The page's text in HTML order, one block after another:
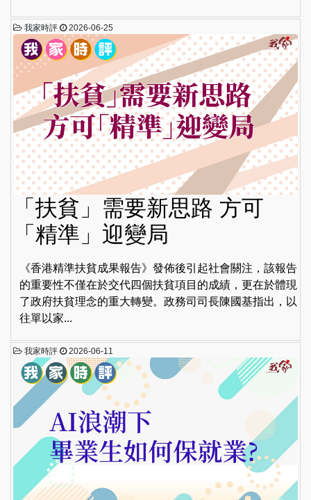
我家時評 2026-06-25
「扶貧」需要新思路 方可
「精準」迎變局
《香港精準扶貧成果報告》發佈後引起社會關注，該報告
的重要性不僅在於交代四個扶貧項目的成績，更在於體現
了政府扶貧理念的重大轉變。政務司司長陳國基指出，以
往單以家...
我家時評 2026-06-11